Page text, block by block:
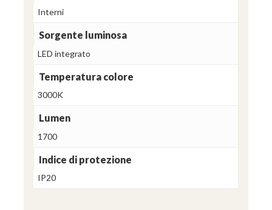
Interni
Sorgente luminosa
LED integrato
Temperatura colore
3000K
Lumen
1700
Indice di protezione
IP20